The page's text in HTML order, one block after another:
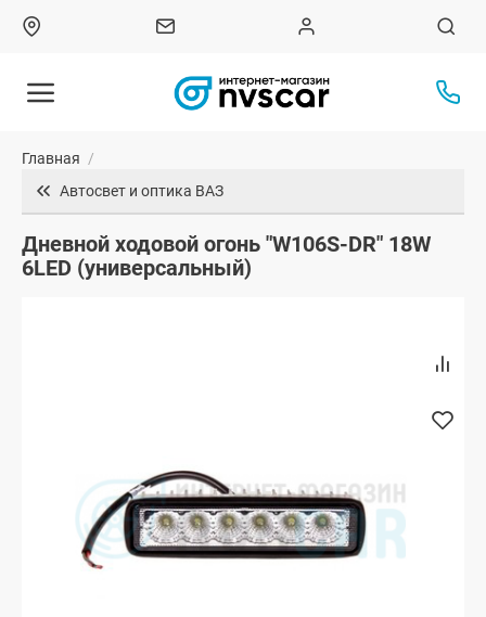
Главная /
Автосвет и оптика ВАЗ
Дневной ходовой огонь "W106S-DR" 18W
6LED (универсальный)